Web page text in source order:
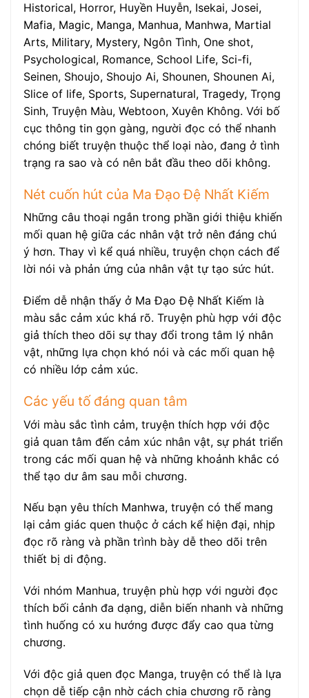
Historical, Horror, Huyền Huyễn, Isekai, Josei,
Mafia, Magic, Manga, Manhua, Manhwa, Martial
Arts, Military, Mystery, Ngôn Tình, One shot,
Psychological, Romance, School Life, Sci-fi,
Seinen, Shoujo, Shoujo Ai, Shounen, Shounen Ai,
Slice of life, Sports, Supernatural, Tragedy, Trọng
Sinh, Truyện Màu, Webtoon, Xuyên Không. Với bố
cục thông tin gọn gàng, người đọc có thể nhanh
chóng biết truyện thuộc thể loại nào, đang ở tình
trạng ra sao và có nên bắt đầu theo dõi không.
Nét cuốn hút của Ma Đạo Đệ Nhất Kiếm
Những câu thoại ngắn trong phần giới thiệu khiến
mối quan hệ giữa các nhân vật trở nên đáng chú
ý hơn. Thay vì kể quá nhiều, truyện chọn cách để
lời nói và phản ứng của nhân vật tự tạo sức hút.
Điểm dễ nhận thấy ở Ma Đạo Đệ Nhất Kiếm là
màu sắc cảm xúc khá rõ. Truyện phù hợp với độc
giả thích theo dõi sự thay đổi trong tâm lý nhân
vật, những lựa chọn khó nói và các mối quan hệ
có nhiều lớp cảm xúc.
Các yếu tố đáng quan tâm
Với màu sắc tình cảm, truyện thích hợp với độc
giả quan tâm đến cảm xúc nhân vật, sự phát triển
trong các mối quan hệ và những khoảnh khắc có
thể tạo dư âm sau mỗi chương.
Nếu bạn yêu thích Manhwa, truyện có thể mang
lại cảm giác quen thuộc ở cách kể hiện đại, nhịp
đọc rõ ràng và phần trình bày dễ theo dõi trên
thiết bị di động.
Với nhóm Manhua, truyện phù hợp với người đọc
thích bối cảnh đa dạng, diễn biến nhanh và những
tình huống có xu hướng được đẩy cao qua từng
chương.
Với độc giả quen đọc Manga, truyện có thể là lựa
chọn dễ tiếp cận nhờ cách chia chương rõ ràng